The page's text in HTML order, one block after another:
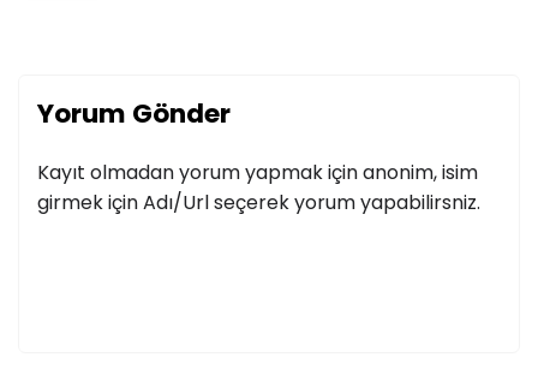
Yorum Gönder
Kayıt olmadan yorum yapmak için anonim, isim
girmek için Adı/Url seçerek yorum yapabilirsniz.